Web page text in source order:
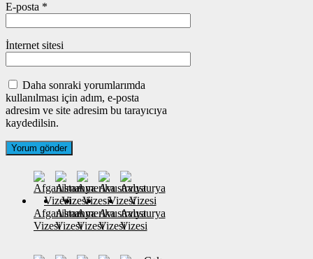
E-posta *
İnternet sitesi
Daha sonraki yorumlarımda
kullanılması için adım, e-posta
adresim ve site adresim bu tarayıcıya
kaydedilsin.
Afganistan
Vizesi
Almanya
Vizesi
Amerika
Vizesi
Avustralya
Vizesi
Avusturya
Vizesi